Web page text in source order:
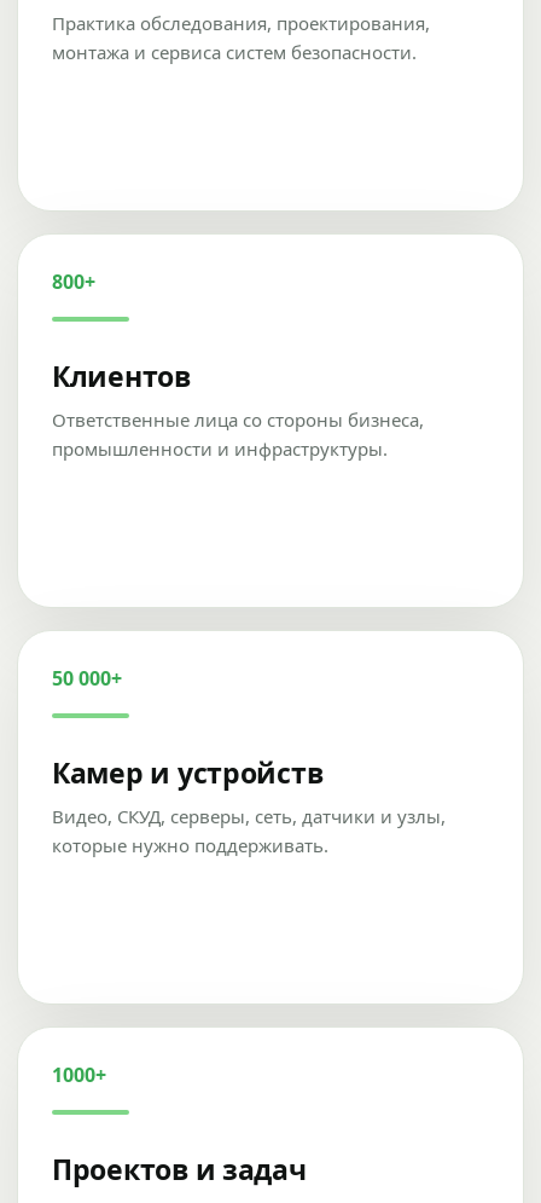
Практика обследования, проектирования,
монтажа и сервиса систем безопасности.
800+
Клиентов
Ответственные лица со стороны бизнеса,
промышленности и инфраструктуры.
50 000+
Камер и устройств
Видео, СКУД, серверы, сеть, датчики и узлы,
которые нужно поддерживать.
1000+
Проектов и задач